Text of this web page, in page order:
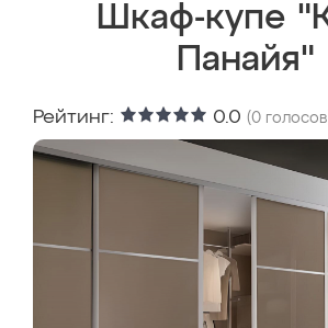
Шкаф-купе
Панайя"
Рейтинг: 0.0 (0